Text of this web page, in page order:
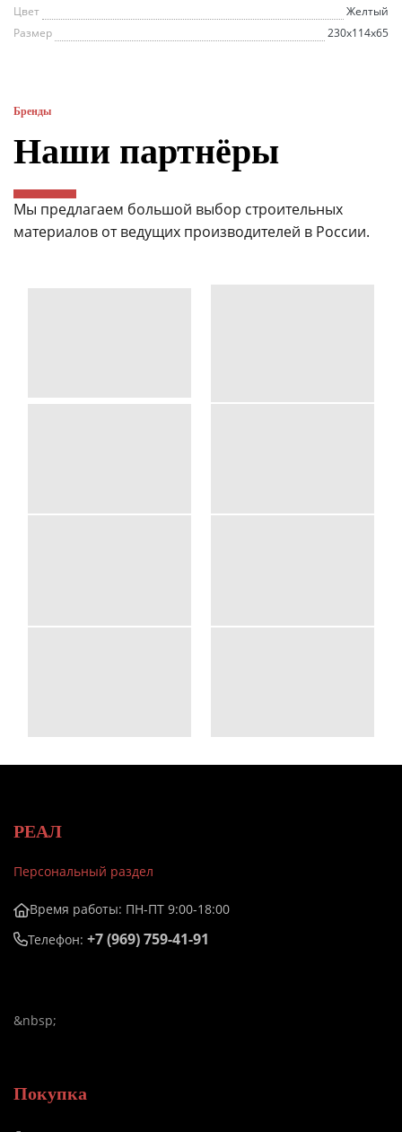
Цвет
Желтый
Размер
230x114x65
Бренды
Наши партнёры
Мы предлагаем большой выбор строительных
материалов от ведущих производителей в России.
РЕАЛ
Персональный раздел
Время работы: ПН-ПТ 9:00-18:00
Телефон: +7 (969) 759-41-91
&nbsp;
Покупка